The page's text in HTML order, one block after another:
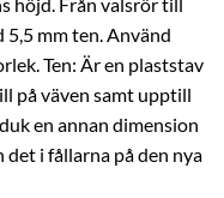
höjd. Från valsrör till
mm ten. Använd
Ten: Är en plaststav
på väven samt upptill
en annan dimension
det i fållarna på den nya